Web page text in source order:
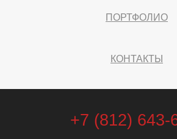
ПОРТФОЛИО
КОНТАКТЫ
+7 (812) 643-